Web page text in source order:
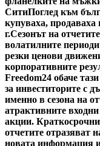
СитиПоглед към
купуваха, продаваха
г.Сезонът на
волатилните
резки ценови
корпоративните
Freedom24 обаче
за инвеститорите с
именно в сезона на
атрактивните
акции.
отчетите отразяват
новата информация